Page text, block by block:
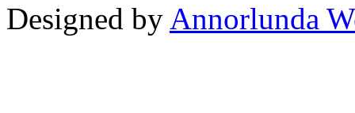
Designed by Annorlunda